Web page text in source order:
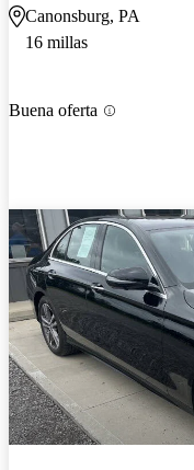
Canonsburg, PA
16 millas
Buena oferta